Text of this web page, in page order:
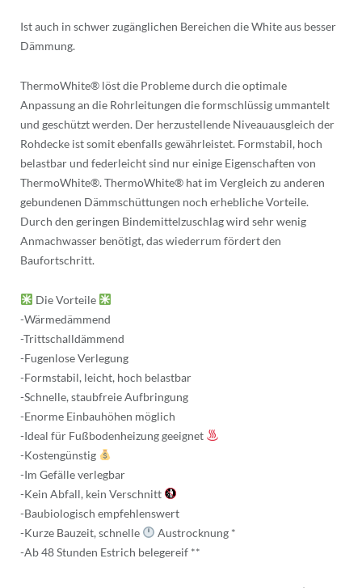
Ist auch in schwer zugänglichen Bereichen die White aus besser
Dämmung.
ThermoWhite® löst die Probleme durch die optimale
Anpassung an die Rohrleitungen die formschlüssig ummantelt
und geschützt werden. Der herzustellende Niveauausgleich der
Rohdecke ist somit ebenfalls gewährleistet. Formstabil, hoch
belastbar und federleicht sind nur einige Eigenschaften von
ThermoWhite®. ThermoWhite® hat im Vergleich zu anderen
gebundenen Dämmschüttungen noch erhebliche Vorteile.
Durch den geringen Bindemittelzuschlag wird sehr wenig
Anmachwasser benötigt, das wiederrum fördert den
Baufortschritt.
Die Vorteile
-Wärmedämmend
-Trittschalldämmend
-Fugenlose Verlegung
-Formstabil, leicht, hoch belastbar
-Schnelle, staubfreie Aufbringung
-Enorme Einbauhöhen möglich
-Ideal für Fußbodenheizung geeignet
-Kostengünstig
-Im Gefälle verlegbar
-Kein Abfall, kein Verschnitt
-Baubiologisch empfehlenswert
-Kurze Bauzeit, schnelle
Austrocknung *
-Ab 48 Stunden Estrich belegereif **